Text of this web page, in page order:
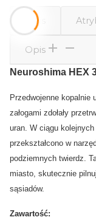
Opis
Opis
Neuroshima HEX
Przedwojenne kopalnie
załogami zdołały
uran. W ciągu
przekształcono w
podziemnych twierdz.
miasto, skutecznie
sąsiadów.
Zawartość: